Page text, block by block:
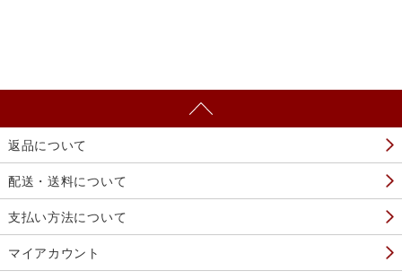
返品について
配送・送料について
支払い方法について
マイアカウント